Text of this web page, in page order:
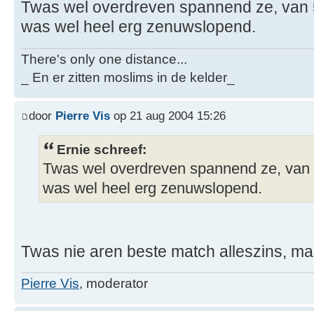
Twas wel overdreven spannend ze,
was wel heel erg zenuwslopend.
There's only one distance...
_ En er zitten moslims in de kelder_
door Pierre Vis op 21 aug 2004 15:26
Ernie schreef:
Twas wel overdreven spannend ze,
was wel heel erg zenuwslopend.
Twas nie aren beste match alleszins,
Pierre Vis, moderator